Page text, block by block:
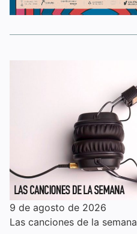
9 de agosto de 2026
Las canciones de la semana